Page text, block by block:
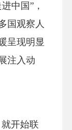
中国”，
国观察人
呈现明显
注入动
开始联